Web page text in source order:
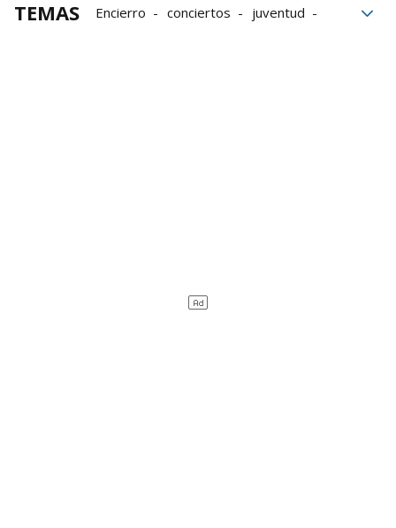
TEMAS Encierro conciertos
juventud